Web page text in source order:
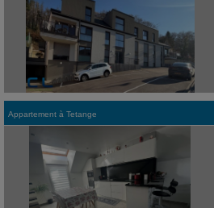
Appartement à Tetange